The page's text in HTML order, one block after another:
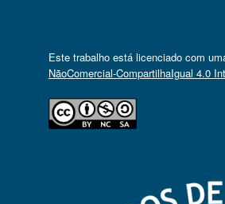
Este trabalho está licenciado com
NãoComercial-CompartilhaIgual 4.0